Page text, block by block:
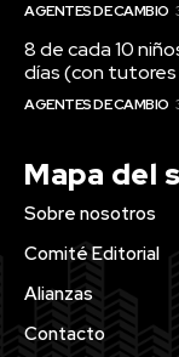
AGENTES DE CAMBIO
8 de cada 10
días (con
AGENTES DE CAMBIO
Mapa del
Sobre nosotros
Comité Editorial
Alianzas
Contacto